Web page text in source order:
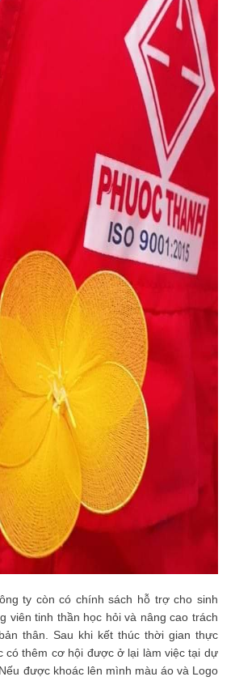
ty còn có chính sách hỗ trợ cho sinh
viên tinh thần học hỏi và nâng cao trách
thân. Sau khi kết thúc thời gian thực
có thêm cơ hội được ở lại làm việc tại dự
được khoác lên mình màu áo và Logo